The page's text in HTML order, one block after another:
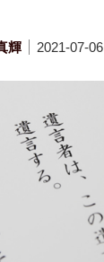
輝 2021-07-06